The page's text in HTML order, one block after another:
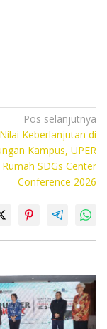
Pos selanjutnya
Keberlanjutan di
Kampus, UPER
Rumah SDGs Center
Conference 2026